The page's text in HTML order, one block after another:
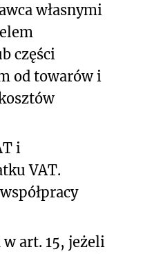
własnymi
części
od towarów i
i
VAT.
art. 15, jeżeli